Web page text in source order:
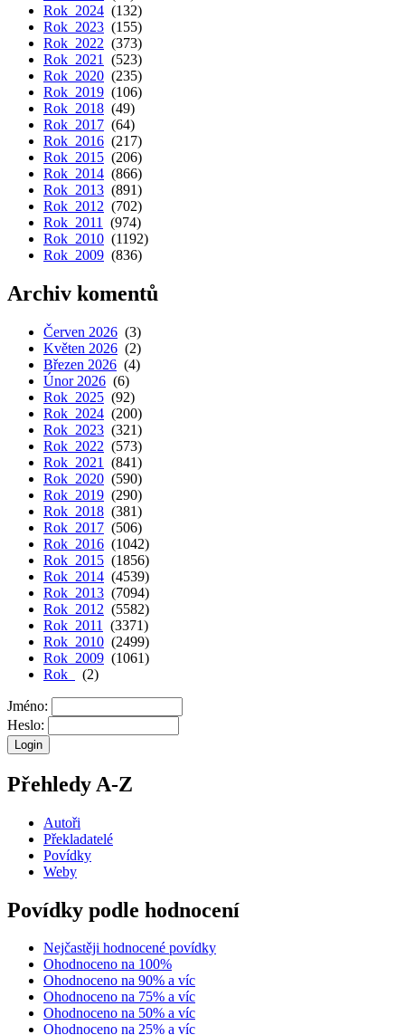
Rok 2024 (132)
Rok 2023 (155)
Rok 2022 (373)
Rok 2021
(523)
Rok 2020 (235)
Rok 2019 (106)
Rok 2018 (49)
Rok 2017 (64)
Rok 2016 (217)
Rok 2015 (206)
Rok 2014 (866)
Rok 2013 (891)
Rok 2012 (702)
Rok 2011
(974)
Rok 2010 (1192)
Rok 2009 (836)
Archiv komentů
Červen 2026 (3)
Květen 2026 (2)
Březen 2026 (4)
Únor 2026 (6)
Rok 2025 (92)
Rok 2024 (200)
Rok 2023 (321)
Rok 2022 (573)
Rok 2021
(841)
Rok 2020 (590)
Rok 2019 (290)
Rok 2018 (381)
Rok 2017 (506)
Rok 2016 (1042)
Rok 2015 (1856)
Rok 2014 (4539)
Rok 2013 (7094)
Rok 2012 (5582)
Rok 2011
(3371)
Rok 2010 (2499)
Rok 2009 (1061)
Rok
(2)
Jméno:
Heslo:
Přehledy A-Z
Autoři
Překladatelé
Povídky
Weby
Povídky podle hodnocení
Nejčastěji hodnocené povídky
Ohodnoceno na 100%
Ohodnoceno na 90% a víc
Ohodnoceno na 75% a víc
Ohodnoceno na 50% a víc
Ohodnoceno na 25% a víc